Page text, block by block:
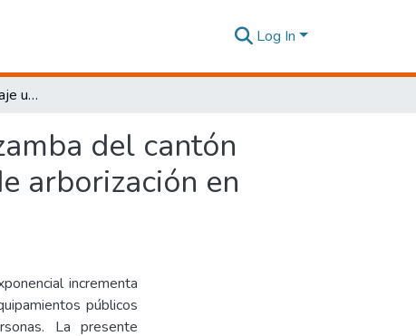
Log In
Estado actual del paisaje urbano de la parroquia Izamba del cantón Ambato: identificación, caracterización y criterios de arborización en espacios públicos.
del cantón
arborización en
incrementa
públicos
La presente